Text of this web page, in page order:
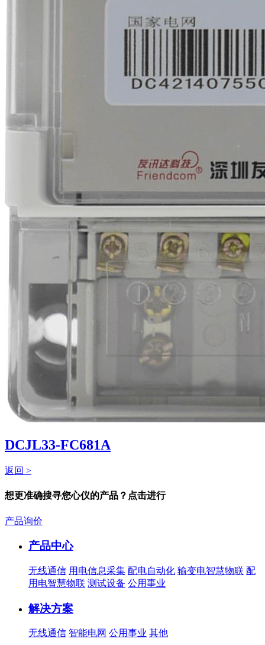
DCJL33-FC681A
返回 >
想更准确搜寻您心仪的产品？点击进行
产品询价
产品中心
无线通信 用电信息采集 配电自动化 输变电智慧物联 配
用电智慧物联 测试设备 公用事业
解决方案
无线通信 智能电网 公用事业 其他